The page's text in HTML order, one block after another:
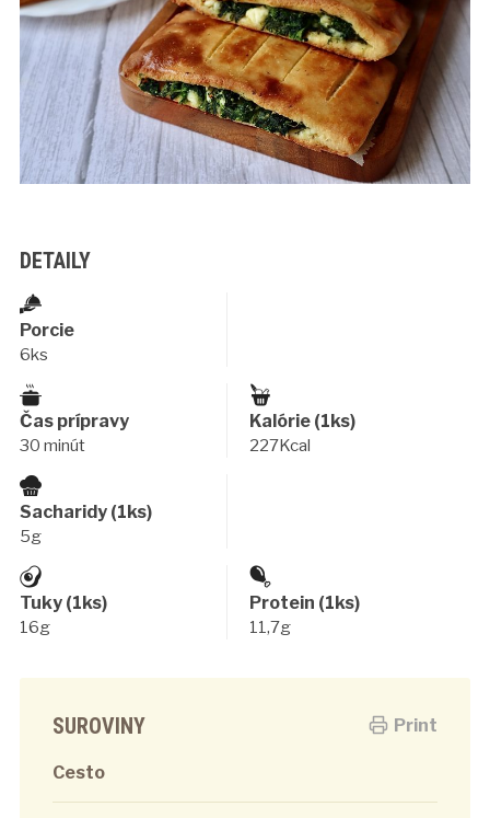
DETAILY
Porcie
6ks
Čas prípravy
30 minút
Kalórie (1ks)
227Kcal
Sacharidy (1ks)
5g
Tuky (1ks)
16g
Protein (1ks)
11,7g
Print
SUROVINY
Cesto